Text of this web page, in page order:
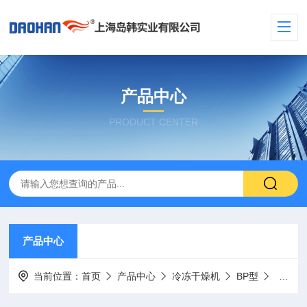
产品中心
PRODUCT CENTER
产品中心
当前位置：首页 产品中心 冷冻干燥机 BP型